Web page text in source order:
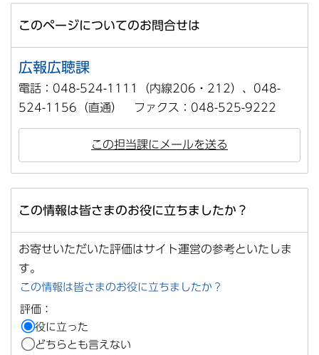
このページについてのお問合せは
広報広聴課
電話：048-524-1111（内線206・212）、048-
524-1156（直通） ファクス：048-525-9222
この担当課にメールを送る
この情報は皆さまのお役に立ちましたか？
お寄せいただいた評価はサイト運営の参考といたしま
す。
この情報は皆さまのお役に立ちましたか？
評価：
役に立った
どちらとも言えない